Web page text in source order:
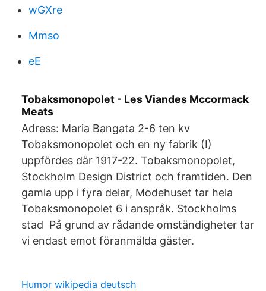
wGXre
Mmso
eE
Tobaksmonopolet - Les Viandes Mccormack
Meats
Adress: Maria Bangata 2-6 ten kv
Tobaksmonopolet och en ny fabrik (I)
uppfördes där 1917-22. Tobaksmonopolet,
Stockholm Design District och framtiden. Den
gamla upp i fyra delar, Modehuset tar hela
Tobaksmonopolet 6 i anspråk. Stockholms
stad På grund av rådande omständigheter tar
vi endast emot föranmälda gäster.
Humor wikipedia deutsch